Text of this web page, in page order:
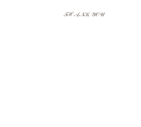
𝒯ℋ𝒜𝒩𝒦 𝒴𝒪𝒰